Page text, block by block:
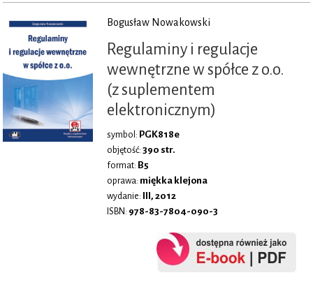
Bogusław Nowakowski
Regulaminy i regulacje
wewnętrzne w spółce z o.o.
(z suplementem
elektronicznym)
symbol: PGK818e
objętość: 390 str.
format: B5
oprawa: miękka klejona
wydanie: III, 2012
ISBN: 978-83-7804-090-3